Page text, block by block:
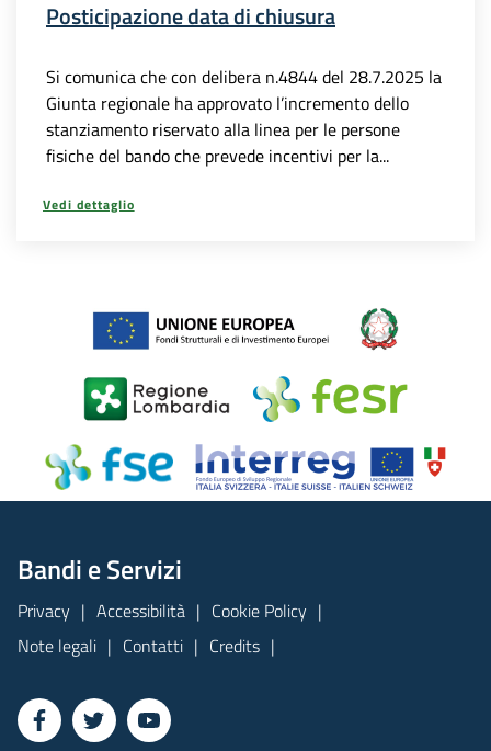
Posticipazione data di chiusura
Si comunica che con delibera n.4844 del 28.7.2025 la
Giunta regionale ha approvato l’incremento dello
stanziamento riservato alla linea per le persone
fisiche del bando che prevede incentivi per la...
Vedi dettaglio
Bandi e Servizi
Privacy Accessibilità
Cookie Policy
Note legali
Contatti Credits